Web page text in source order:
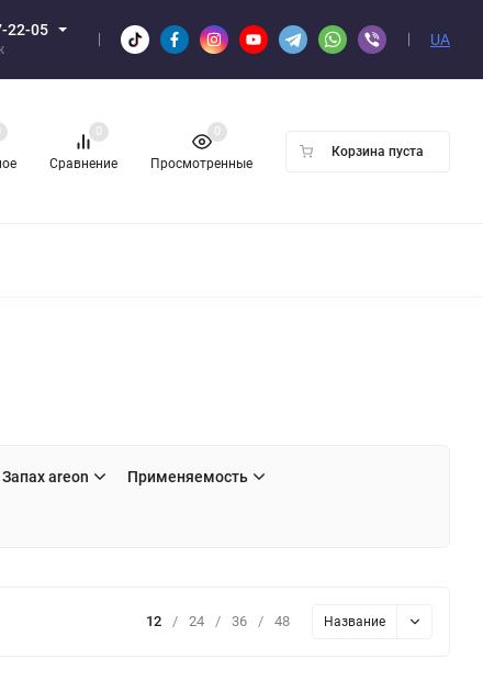
22-05
UA
Сравнение
0
Просмотренные
0
Корзина пуста
areon Применяемость
12 / 24 / 36 / 48 Название